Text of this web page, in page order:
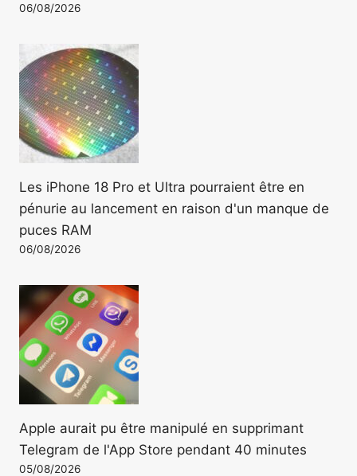
06/08/2026
Les iPhone 18 Pro et Ultra pourraient être en
pénurie au lancement en raison d'un manque de
puces RAM
06/08/2026
Apple aurait pu être manipulé en supprimant
Telegram de l'App Store pendant 40 minutes
05/08/2026